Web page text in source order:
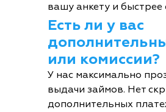
вашу анкету и быстрее
Есть ли у вас
или комиссии?
У нас максимально
выдачи займов. Нет
дополнительных